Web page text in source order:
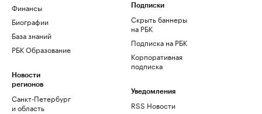
Финансы
Биографии
База знаний
РБК Образование
Новости
регионов
Санкт-Петербург
и область
Подписки
Скрыть баннеры
на РБК
Подписка на РБК
Корпоративная
подписка
Уведомления
RSS Новости